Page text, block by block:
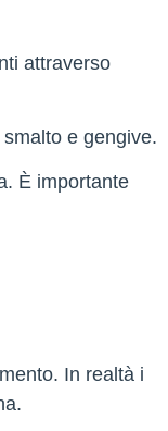
attraverso
e gengive.
È importante
In realtà i